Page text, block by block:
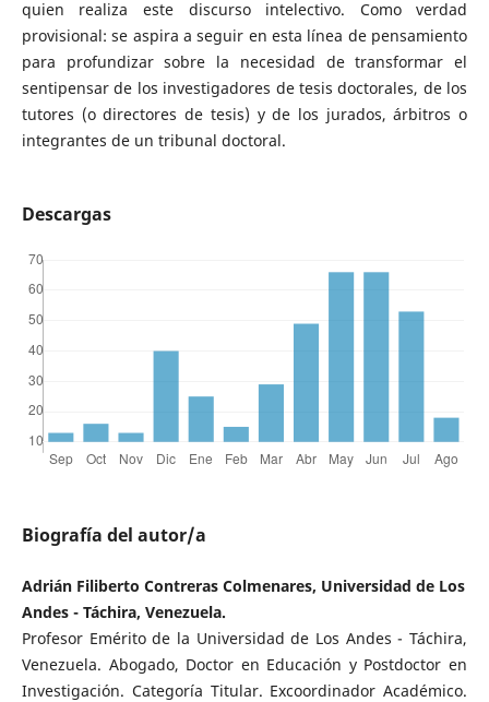
quien realiza este discurso intelectivo. Como verdad
provisional: se aspira a seguir en esta línea de pensamiento
para profundizar sobre la necesidad de transformar el
sentipensar de los investigadores de tesis doctorales, de los
tutores (o directores de tesis) y de los jurados, árbitros o
integrantes de un tribunal doctoral.
Descargas
Biografía del autor/a
Adrián Filiberto Contreras Colmenares, Universidad de Los
Andes - Táchira, Venezuela.
Profesor Emérito de la Universidad de Los Andes - Táchira,
Venezuela. Abogado, Doctor en Educación y Postdoctor en
Investigación. Categoría Titular. Excoordinador Académico.